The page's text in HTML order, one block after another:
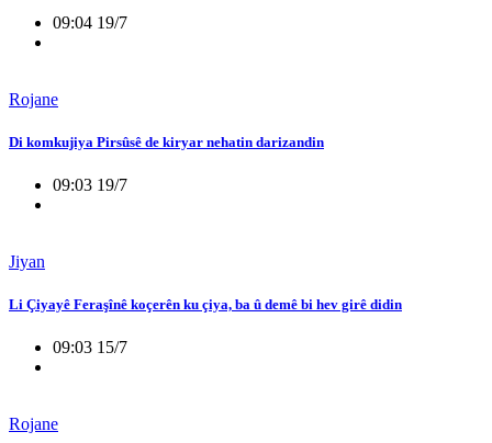
09:04 19/7
Rojane
Di komkujiya Pirsûsê de kiryar nehatin darizandin
09:03 19/7
Jiyan
Li Çiyayê Feraşînê koçerên ku çiya, ba û demê bi hev girê didin
09:03 15/7
Rojane